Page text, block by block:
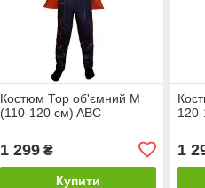
Костюм Тор об'ємний M
(110-120 см) ABC
1 299₴
Купити
1